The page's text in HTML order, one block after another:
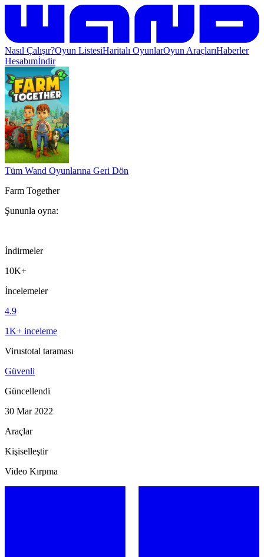
Nasıl Çalışır?Oyun ListesiHaritalı OyunlarOyun AraçlarıHaberler
Hesabımİndir
Tüm Wand Oyunlarına Geri Dön
Farm Together
Şununla oyna:
İndirmeler
10K+
İncelemeler
4.9
1K+ inceleme
Virustotal taraması
Güvenli
Güncellendi
30 Mar 2022
Araçlar
Kişiselleştir
Video Kırpma